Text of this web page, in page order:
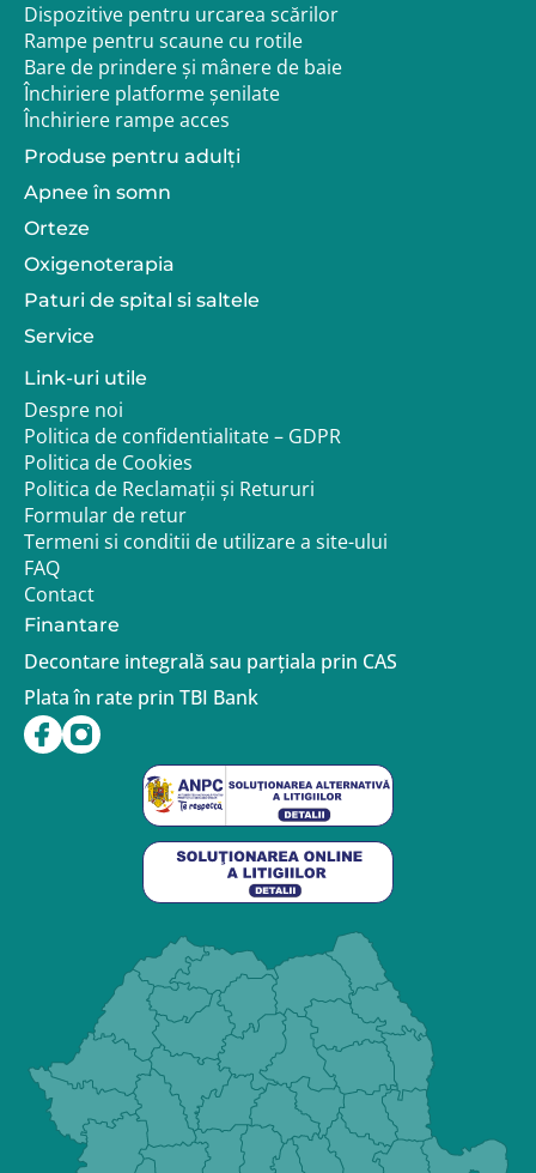
Dispozitive pentru urcarea scărilor
Rampe pentru scaune cu rotile
Bare de prindere și mânere de baie
Închiriere platforme șenilate
Închiriere rampe acces
Produse pentru adulţi
Apnee în somn
Orteze
Oxigenoterapia
Paturi de spital si saltele
Service
Link-uri utile
Despre noi
Politica de confidentialitate – GDPR
Politica de Cookies
Politica de Reclamații și Retururi
Formular de retur
Termeni si conditii de utilizare a site-ului
FAQ
Contact
Finantare
Decontare integrală sau parțiala prin CAS
Plata în rate prin TBI Bank